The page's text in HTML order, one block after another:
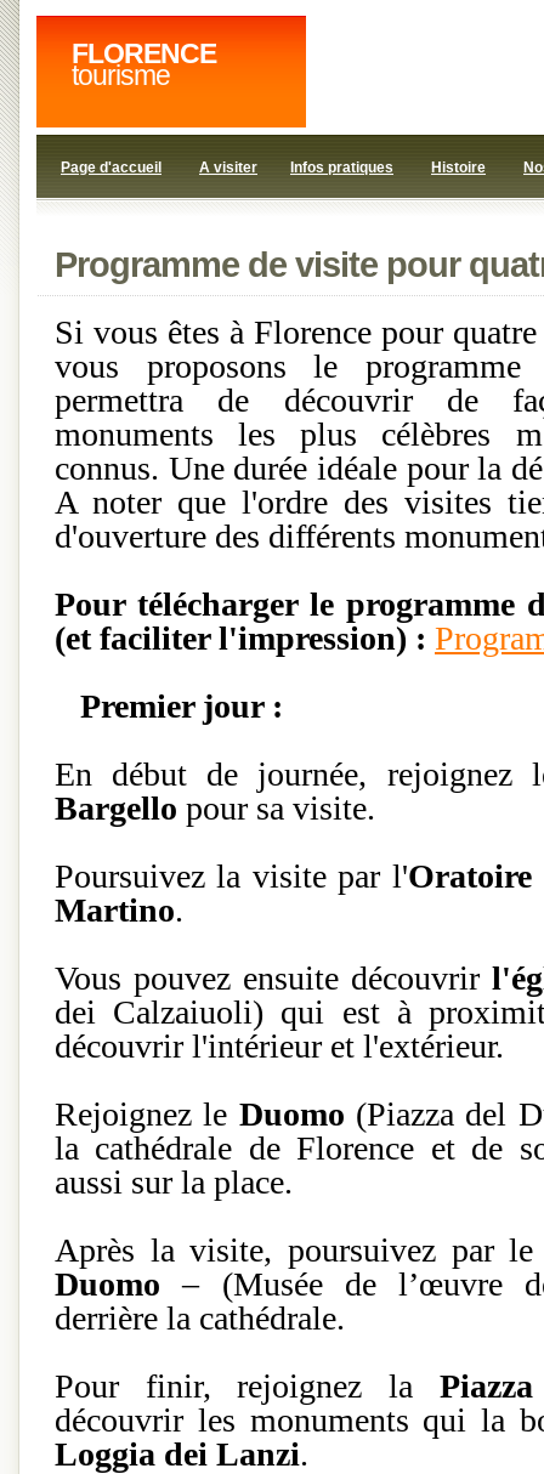
FLORENCE
tourisme
Page d'accueil A visiter Infos pratiques Histoire
Programme de visite pour
Si vous êtes à Florence pour
vous proposons le
permettra de découvrir de
monuments les plus célèbres
connus. Une durée idéale pour la
A noter que l'ordre des visites
d'ouverture des différents
Pour télécharger le programme
(et faciliter l'impression) :
Premier jour :
En début de journée,
Bargello pour sa visite.
Poursuivez la visite par l'Oratoire
Martino.
Vous pouvez ensuite découvrir
dei Calzaiuoli) qui est à
découvrir l'intérieur et l'extérieur.
Rejoignez le Duomo (Piazza del
la cathédrale de Florence et de
aussi sur la place.
Après la visite, poursuivez par
Duomo – (Musée de l’œuvre
derrière la cathédrale.
Pour finir, rejoignez la
découvrir les monuments qui la
Loggia dei Lanzi.